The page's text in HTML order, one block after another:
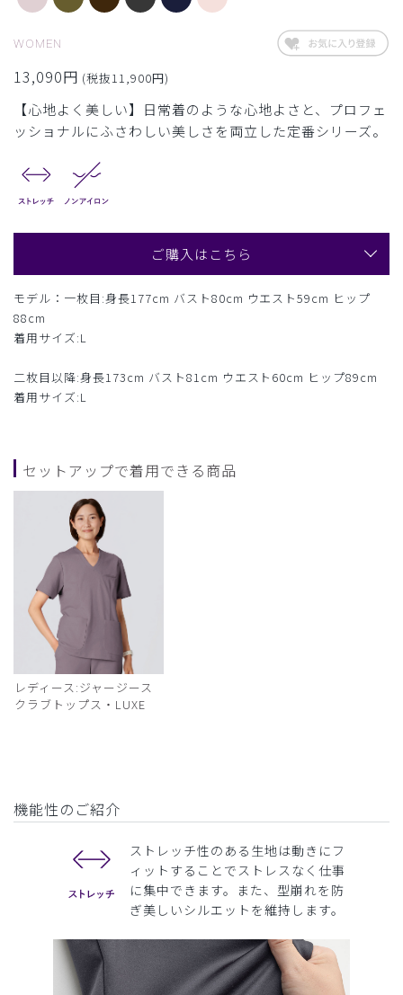
WOMEN
13,090円 (税抜11,900円)
【心地よく美しい】日常着のような心地よさと、プロフェ
ッショナルにふさわしい美しさを両立した定番シリーズ。
ご購入はこちら
モデル：一枚目:身長177cm バスト80cm ウエスト59cm ヒップ
88cm
着用サイズ:L
二枚目以降:身長173cm バスト81cm ウエスト60cm ヒップ89cm
着用サイズ:L
セットアップで着用できる商品
レディース:ジャージース
クラブトップス・LUXE
機能性のご紹介
ストレッチ性のある生地は動きにフ
ィットすることでストレスなく仕事
に集中できます。また、型崩れを防
ぎ美しいシルエットを維持します。